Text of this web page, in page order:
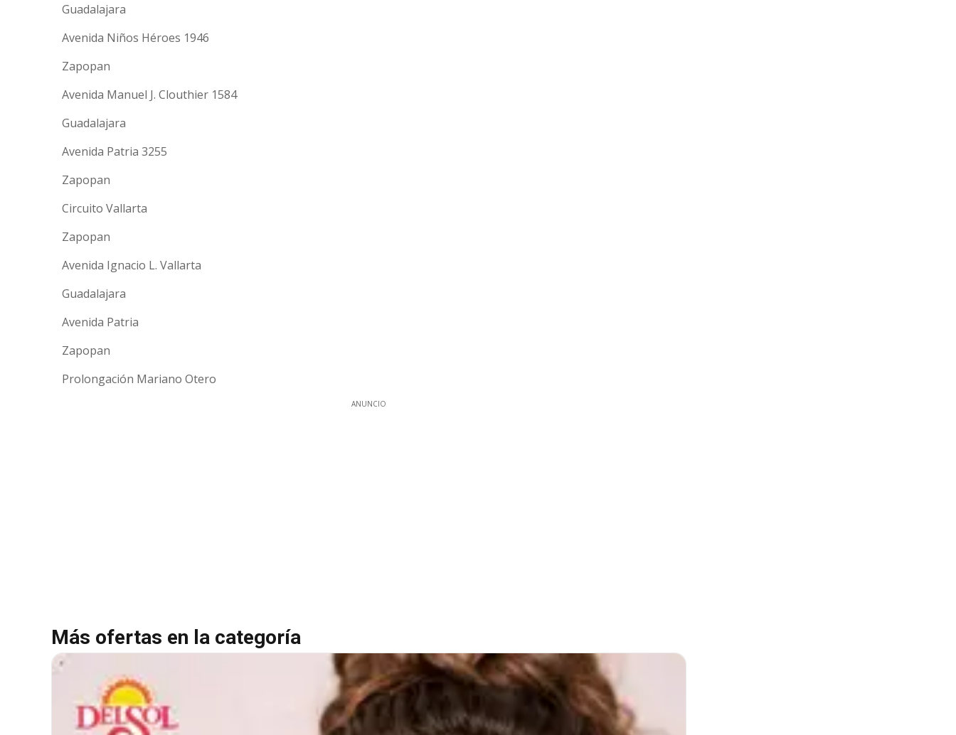
Guadalajara
Avenida Niños Héroes 1946
Zapopan
Avenida Manuel J. Clouthier 1584
Guadalajara
Avenida Patria 3255
Zapopan
Circuito Vallarta
Zapopan
Avenida Ignacio L. Vallarta
Guadalajara
Avenida Patria
Zapopan
Prolongación Mariano Otero
ANUNCIO
Más ofertas en la categoría